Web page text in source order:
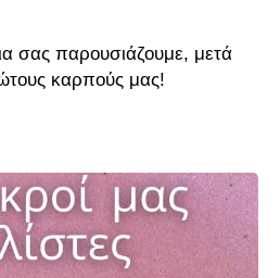
σας παρουσιάζουμε, μετά
καρπούς μας!